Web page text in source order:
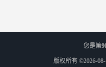
您是第
版权所有 ©2026-08-